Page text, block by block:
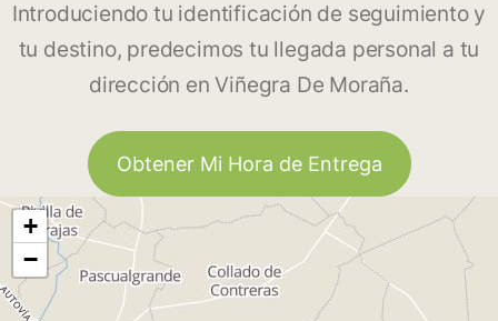
Introduciendo tu identificación de seguimiento y
tu destino, predecimos tu llegada personal a tu
dirección en Viñegra De Moraña.
Obtener Mi Hora de Entrega
+
−